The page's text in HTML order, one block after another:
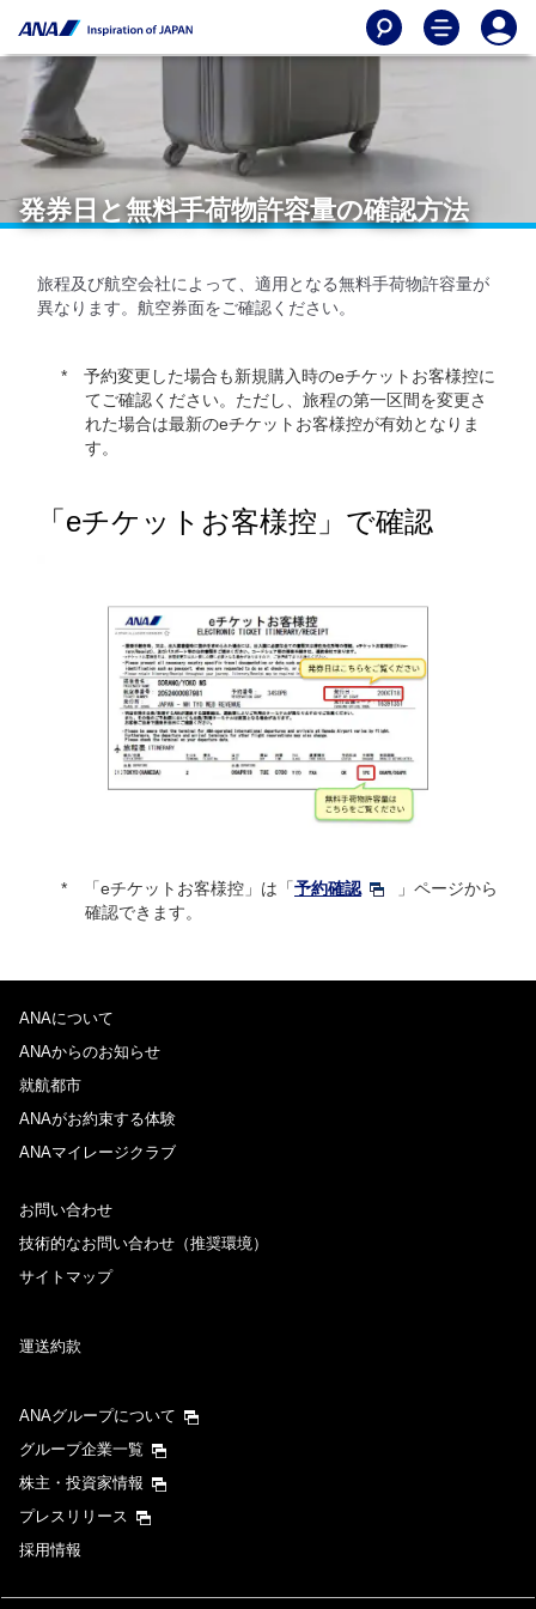
発券日と無料手荷物許容量の確認方法
旅程及び航空会社によって、適用となる無料手荷物許容量が
異なります。航空券面をご確認ください。
予約変更した場合も新規購入時のeチケットお客様控に
てご確認ください。ただし、旅程の第一区間を変更さ
れた場合は最新のeチケットお客様控が有効となりま
す。
「eチケットお客様控」で確認
「eチケットお客様控」は「予約確認
」ページから
確認できます。
ANAについて
ANAからのお知らせ
就航都市
ANAがお約束する体験
ANAマイレージクラブ
お問い合わせ
技術的なお問い合わせ（推奨環境）
サイトマップ
運送約款
ANAグループについて
グループ企業一覧
株主・投資家情報
プレスリリース
採用情報